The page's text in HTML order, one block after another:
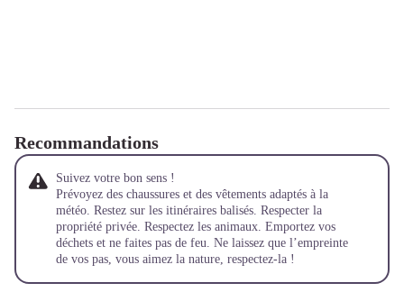
Recommandations
Suivez votre bon sens !
Prévoyez des chaussures et des vêtements adaptés à la
météo. Restez sur les itinéraires balisés. Respecter la
propriété privée. Respectez les animaux. Emportez vos
déchets et ne faites pas de feu. Ne laissez que l’empreinte
de vos pas, vous aimez la nature, respectez-la !